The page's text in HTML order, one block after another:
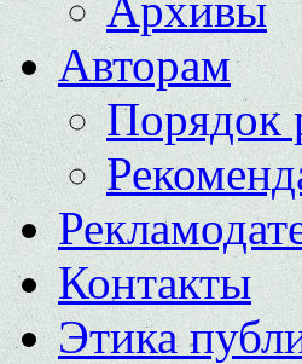
Авторам
Порядок
Контакты
Этика